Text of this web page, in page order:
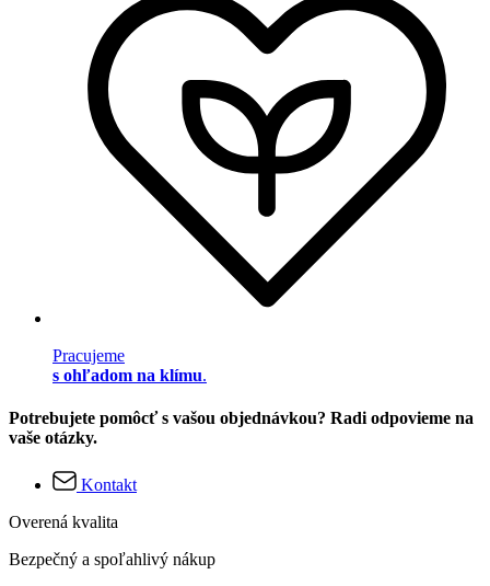
Pracujeme
s ohľadom na klímu.
Potrebujete pomôcť s vašou objednávkou? Radi odpovieme na
vaše otázky.
Kontakt
Overená kvalita
Bezpečný a spoľahlivý nákup